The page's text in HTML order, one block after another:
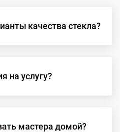
качества стекла?
на услугу?
мастера домой?